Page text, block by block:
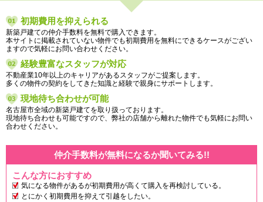
初期費用を抑えられる
新築戸建ての仲介手数料を無料で購入できます。
本サイトに掲載されていない物件でも初期費用を無料にできるケースがござい
ますので気軽にお問い合わせください。
経験豊富なスタッフが対応
不動産業10年以上のキャリアがあるスタッフがご提案します。
多くの物件の契約をしてきた知識と経験で親身にサポートします。
現地待ち合わせが可能
名古屋市全域の新築戸建てを取り扱っております。
現地待ち合わせも可能ですので、弊社の店舗から離れた物件でも気軽にお問い
合わせください。
仲介手数料が無料になるか聞いてみる!!
こんな方におすすめ
気になる物件があるが初期費用が高くて購入を再検討している。
とにかく初期費用を抑えて引越をしたい。